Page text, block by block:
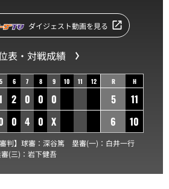
ダイジェスト動画を見る
表・対戦成績
5 6 7 8 9 10 11 12
2 0 0 0
0 4 0 X
R H
5
11
6
10
判】球審： 深谷篤 塁審(一)： 白井一行
(三)： 岩下健吾